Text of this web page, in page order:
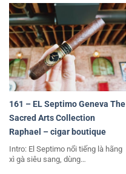
161 – EL Septimo Geneva The
Sacred Arts Collection
Raphael – cigar boutique
Intro: El Septimo nổi tiếng là hãng
xì gà siêu sang, dùng…